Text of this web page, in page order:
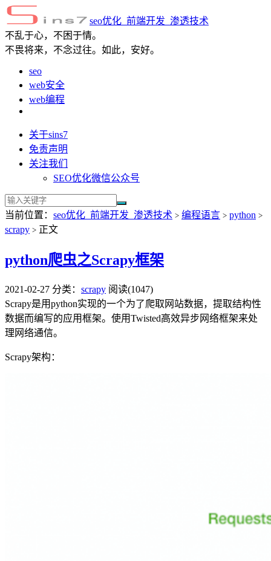
seo优化_前端开发_渗透技术
不乱于心，不困于情。
不畏将来，不念过往。如此，安好。
seo
web安全
web编程
关于sins7
免责声明
关注我们
SEO优化微信公众号
当前位置： seo优化_前端开发_渗透技术 > 编程语言 > python >
scrapy > 正文
python爬虫之Scrapy框架
2021-02-27 分类： scrapy 阅读(1047)
Scrapy是用python实现的一个为了爬取网站数据，提取结构性
数据而编写的应用框架。使用Twisted高效异步网络框架来处
理网络通信。
Scrapy架构：